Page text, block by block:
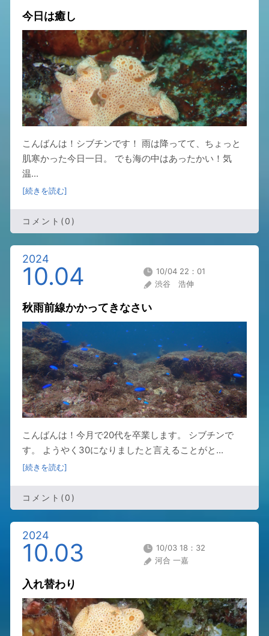
今日は癒し
こんばんは！シブチンです！ 雨は降ってて、ちょっと
肌寒かった今日一日。 でも海の中はあったかい！気
温...
[続きを読む]
コメント(0)
2024
10.04
10/04 22：01
渋谷 浩伸
秋雨前線かかってきなさい
こんばんは！今月で20代を卒業します。 シブチンで
す。 ようやく30になりましたと言えることがと...
[続きを読む]
コメント(0)
2024
10.03
10/03 18：32
河合 一嘉
入れ替わり